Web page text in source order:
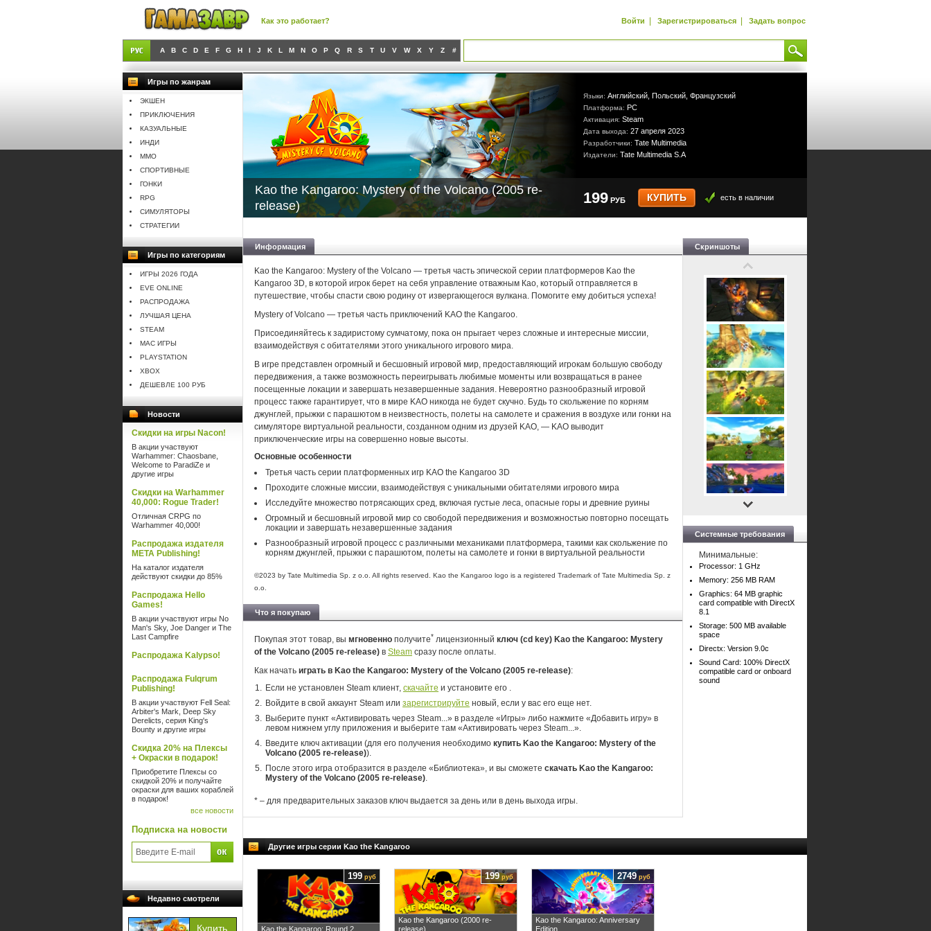
Как это работает? Войти | Зарегистрироваться | Задать вопрос
A B C D E F G H I J K L M N O P Q R S T U V W X Y Z #
Игры по жанрам
ЭКШЕН
ПРИКЛЮЧЕНИЯ
КАЗУАЛЬНЫЕ
ИНДИ
MMO
СПОРТИВНЫЕ
ГОНКИ
RPG
СИМУЛЯТОРЫ
СТРАТЕГИИ
Игры по категориям
ИГРЫ 2026 ГОДА
EVE ONLINE
РАСПРОДАЖА
ЛУЧШАЯ ЦЕНА
STEAM
MAC ИГРЫ
PLAYSTATION
XBOX
ДЕШЕВЛЕ 100 РУБ
Новости
Скидки на игры Nacon!
В акции участвуют
Warhammer: Chaosbane,
Welcome to ParadiZe и
другие игры
Скидки на Warhammer
40,000: Rogue Trader!
Отличная CRPG по
Warhammer 40,000!
Распродажа издателя
META Publishing!
На каталог издателя
действуют скидки до 85%
Распродажа Hello
Games!
В акции участвуют игры No
Man's Sky, Joe Danger и The
Last Campfire
Распродажа Kalypso!
Распродажа Fulqrum
Publishing!
В акции участвуют Fell Seal:
Arbiter's Mark, Deep Sky
Derelicts, серия King's
Bounty и другие игры
Скидка 20% на Плексы
+ Окраски в подарок!
Приобретите Плексы со
скидкой 20% и получайте
окраски для ваших кораблей
в подарок!
все новости
Подписка на новости
Недавно смотрели
Языки: Английский, Польский, Французский
Платформа: PC
Активация: Steam
Дата выхода: 27 апреля 2023
Разработчики: Tate Multimedia
Издатели: Tate Multimedia S.A
Kao the Kangaroo: Mystery of the Volcano (2005 re-
release)
199 РУБ КУПИТЬ есть в наличии
Информация
Kao the Kangaroo: Mystery of the Volcano — третья часть эпической серии платформеров Kao the
Kangaroo 3D, в которой игрок берет на себя управление отважным Као, который отправляется в
путешествие, чтобы спасти свою родину от извергающегося вулкана. Помогите ему добиться успеха!
Mystery of Volcano — третья часть приключений KAO the Kangaroo.
Присоединяйтесь к задиристому сумчатому, пока он прыгает через сложные и интересные миссии,
взаимодействуя с обитателями этого уникального игрового мира.
В игре представлен огромный и бесшовный игровой мир, предоставляющий игрокам большую свободу
передвижения, а также возможность переигрывать любимые моменты или возвращаться в ранее
посещенные локации и завершать незавершенные задания. Невероятно разнообразный игровой
процесс также гарантирует, что в мире KAO никогда не будет скучно. Будь то скольжение по корням
джунглей, прыжки с парашютом в неизвестность, полеты на самолете и сражения в воздухе или гонки на
симуляторе виртуальной реальности, созданном одним из друзей KAO, — KAO выводит
приключенческие игры на совершенно новые высоты.
Основные особенности
Третья часть серии платформенных игр KAO the Kangaroo 3D
Проходите сложные миссии, взаимодействуя с уникальными обитателями игрового мира
Исследуйте множество потрясающих сред, включая густые леса, опасные горы и древние руины
Огромный и бесшовный игровой мир со свободой передвижения и возможностью повторно посещать
локации и завершать незавершенные задания
Разнообразный игровой процесс с различными механиками платформера, такими как скольжение по
корням джунглей, прыжки с парашютом, полеты на самолете и гонки в виртуальной реальности
©2023 by Tate Multimedia Sp. z o.o. All rights reserved. Kao the Kangaroo logo is a registered Trademark of Tate Multimedia Sp. z
o.o.
Что я покупаю
Покупая этот товар, вы мгновенно получите* лицензионный ключ (cd key) Kao the Kangaroo: Mystery
of the Volcano (2005 re-release) в Steam сразу после оплаты.
Как начать играть в Kao the Kangaroo: Mystery of the Volcano (2005 re-release):
Если не установлен Steam клиент, скачайте и установите его .
Войдите в свой аккаунт Steam или зарегистрируйте новый, если у вас его еще нет.
Выберите пункт «Активировать через Steam...» в разделе «Игры» либо нажмите «Добавить игру» в
левом нижнем углу приложения и выберите там «Активировать через Steam...».
Введите ключ активации (для его получения необходимо купить Kao the Kangaroo: Mystery of the
Volcano (2005 re-release)).
После этого игра отобразится в разделе «Библиотека», и вы сможете скачать Kao the Kangaroo:
Mystery of the Volcano (2005 re-release).
* – для предварительных заказов ключ выдается за день или в день выхода игры.
Скриншоты
Системные требования
Минимальные:
Processor: 1 GHz
Memory: 256 MB RAM
Graphics: 64 MB graphic
card compatible with DirectX
8.1
Storage: 500 MB available
space
Directx: Version 9.0c
Sound Card: 100% DirectX
compatible card or onboard
sound
Другие игры серии Kao the Kangaroo
Kao the Kangaroo: Round 2
199 руб
Kao the Kangaroo (2000 re-
release)
199 руб
Kao the Kangaroo: Anniversary
Edition
2749 руб